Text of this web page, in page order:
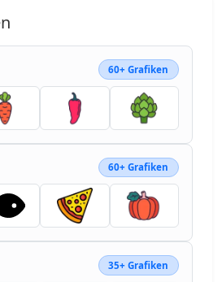
60+ Grafiken
60+ Grafiken
35+ Grafiken